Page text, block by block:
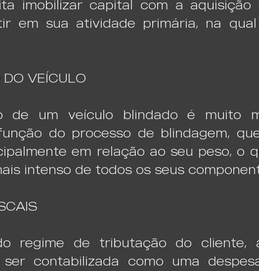
imobilizar capital com a aquisição
em sua atividade primária, na
VEÍCULO
de um veículo blindado é muito
do processo de blindagem,
em relação ao seu peso, o
intenso de todos os seus
regime de tributação do cliente,
contabilizada como uma